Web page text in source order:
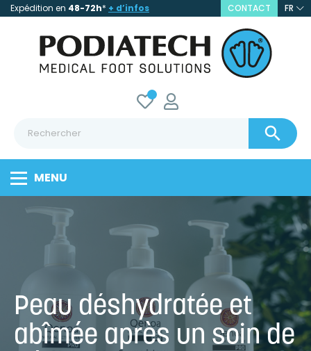
Expédition en 48-72h* + d’infos CONTACT FR

MENU
Peau déshydratée et
abîmée après un soin de